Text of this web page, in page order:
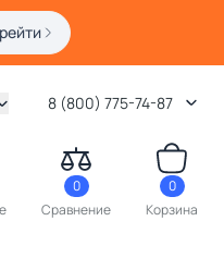
8 (800) 775-74-87
0
Сравнение
0
Корзина